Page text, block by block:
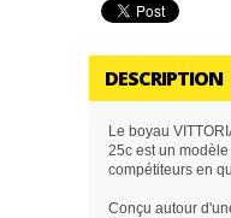
DESCRIPTION
Le boyau
25c est un
compétiteurs en
Conçu autour